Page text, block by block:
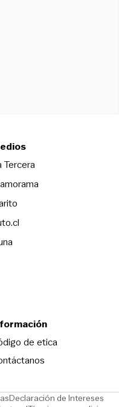
TerceraOpens in new
Opens in new window
de eticaOpens in new
Opens in new window
Declaración de Intereses